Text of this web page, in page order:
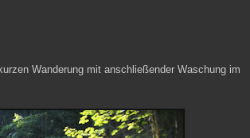
Wanderung mit anschließender Waschung im